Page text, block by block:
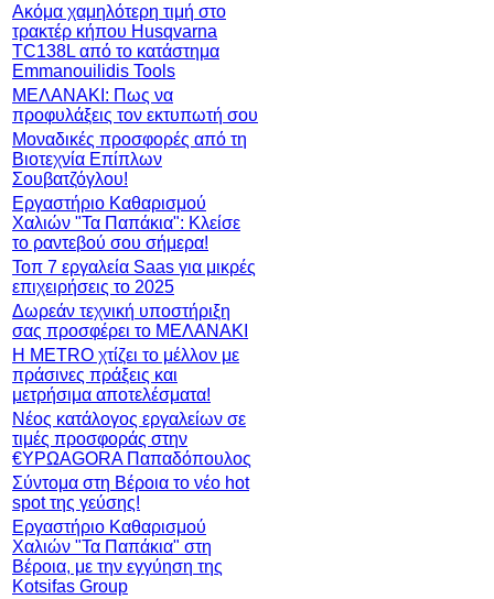
Ακόμα χαμηλότερη τιμή στο
τρακτέρ κήπου Husqvarna
TC138L από το κατάστημα
Emmanouilidis Tools
ΜΕΛΑΝΑΚΙ: Πως να
προφυλάξεις τον εκτυπωτή σου
Μοναδικές προσφορές από τη
Βιοτεχνία Επίπλων
Σουβατζόγλου!
Εργαστήριο Καθαρισμού
Χαλιών "Τα Παπάκια": Κλείσε
το ραντεβού σου σήμερα!
Τοπ 7 εργαλεία Saas για μικρές
επιχειρήσεις το 2025
Δωρεάν τεχνική υποστήριξη
σας προσφέρει το ΜΕΛΑΝΑΚΙ
Η METRO χτίζει το μέλλον με
πράσινες πράξεις και
μετρήσιμα αποτελέσματα!
Νέος κατάλογος εργαλείων σε
τιμές προσφοράς στην
€ΥΡΩAGORA Παπαδόπουλος
Σύντομα στη Βέροια το νέο hot
spot της γεύσης!
Εργαστήριο Καθαρισμού
Χαλιών "Τα Παπάκια" στη
Βέροια, με την εγγύηση της
Kotsifas Group